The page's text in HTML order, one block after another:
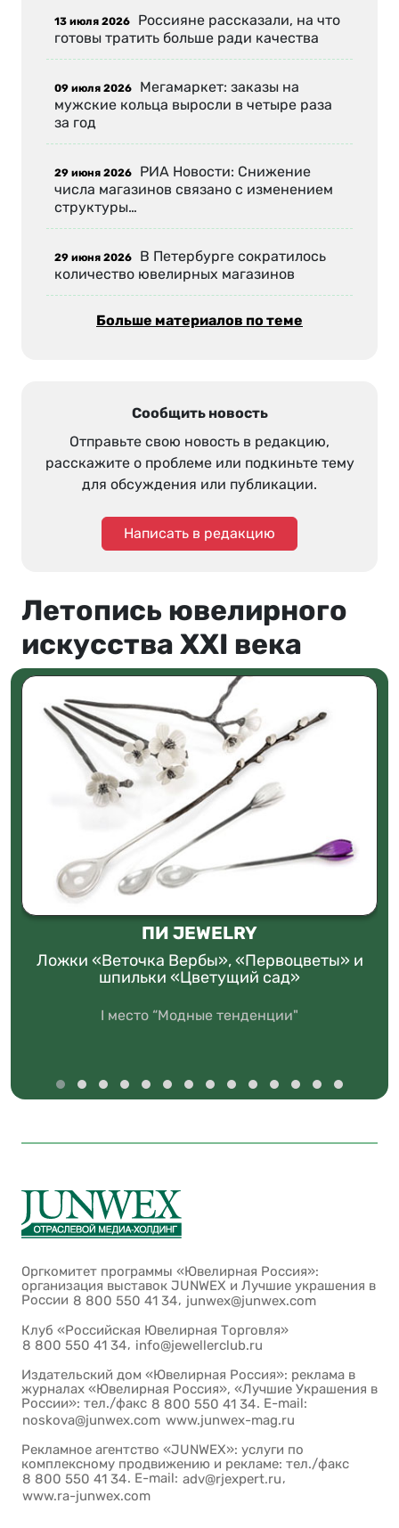
13 июля 2026 Россияне рассказали, на что
готовы тратить больше ради качества
09 июля 2026 Мегамаркет: заказы на
мужские кольца выросли в четыре раза
за год
29 июня 2026 РИА Новости: Снижение
числа магазинов связано с изменением
структуры…
29 июня 2026 В Петербурге сократилось
количество ювелирных магазинов
Больше материалов по теме
Сообщить новость
Отправьте свою новость в редакцию,
расскажите о проблеме или подкиньте тему
для обсуждения или публикации.
Написать в редакцию
Летопись ювелирного
искусства XXI века
ПИ JEWELRY
Ложки «Веточка Вербы», «Первоцветы» и
шпильки «Цветущий сад»
I место “Модные тенденции"
Оргкомитет программы «Ювелирная Россия»:
организация выставок JUNWEX и Лучшие украшения в
России 8 800 550 41 34, junwex@junwex.com
Клуб «Российская Ювелирная Торговля»
8 800 550 41 34, info@jewellerclub.ru
Издательский дом «Ювелирная Россия»: реклама в
журналах «Ювелирная Россия», «Лучшие Украшения в
России»: тел./факс 8 800 550 41 34. E-mail:
noskova@junwex.com www.junwex-mag.ru
Рекламное агентство «JUNWEX»: услуги по
комплексному продвижению и рекламе: тел./факс
8 800 550 41 34. E-mail: adv@rjexpert.ru,
www.ra-junwex.com